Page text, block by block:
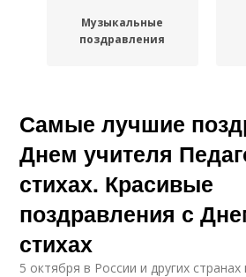
Музыкальные
поздравления
Поздравления с днем
рождения
Оригинальные
Самые лучшие
Днем учителя
стихах. Красивые
поздравления с
стихах
5 октября в России и других